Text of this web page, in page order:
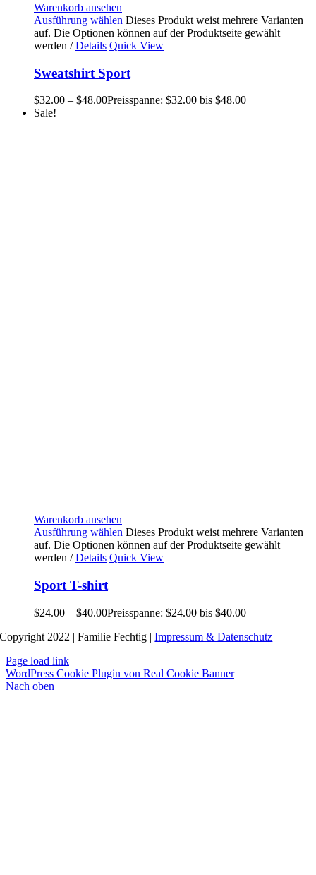
Warenkorb ansehen
Ausführung wählen Dieses Produkt weist mehrere Varianten
auf. Die Optionen können auf der Produktseite gewählt
werden / Details Quick View
Sweatshirt Sport
$32.00 – $48.00Preisspanne: $32.00 bis $48.00
Sale!
Warenkorb ansehen
Ausführung wählen Dieses Produkt weist mehrere Varianten
auf. Die Optionen können auf der Produktseite gewählt
werden / Details Quick View
Sport T-shirt
$24.00 – $40.00Preisspanne: $24.00 bis $40.00
Copyright 2022 | Familie Fechtig |Impressum & Datenschutz
Page load link
WordPress Cookie Plugin von Real Cookie Banner
Nach oben